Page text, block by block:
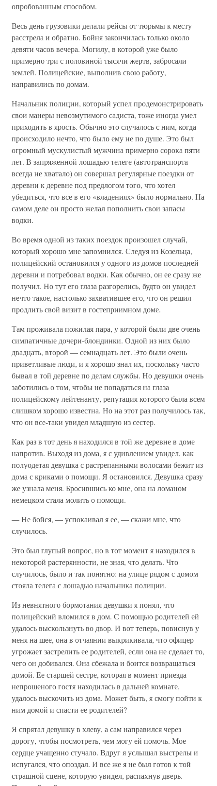
опробованным способом.
Весь день грузовики делали рейсы от тюрьмы к месту
расстрела и обратно. Бойня закончилась только около
девяти часов вечера. Могилу, в которой уже было
примерно три с половиной тысячи жертв, забросали
землей. Полицейские, выполнив свою работу,
направились по домам.
Начальник полиции, который успел продемонстрировать
свои манеры невозмутимого садиста, тоже иногда умел
приходить в ярость. Обычно это случалось с ним, когда
происходило нечто, что было ему не по душе. Это был
огромный мускулистый мужчина примерно сорока пяти
лет. В запряженной лошадью телеге (автотранспорта
всегда не хватало) он совершал регулярные поездки от
деревни к деревне под предлогом того, что хотел
убедиться, что все в его «владениях» было нормально. На
самом деле он просто желал пополнить свои запасы
водки.
Во время одной из таких поездок произошел случай,
который хорошо мне запомнился. Следуя из Козельца,
полицейский остановился у одного из домов последней
деревни и потребовал водки. Как обычно, он ее сразу же
получил. Но тут его глаза разгорелись, будто он увидел
нечто такое, настолько захватившее его, что он решил
продлить свой визит в гостеприимном доме.
Там проживала пожилая пара, у которой были две очень
симпатичные дочери-блондинки. Одной из них было
двадцать, второй — семнадцать лет. Это были очень
приветливые люди, и я хорошо знал их, поскольку часто
бывал в той деревне по делам службы. Но девушки очень
заботились о том, чтобы не попадаться на глаза
полицейскому лейтенанту, репутация которого была всем
слишком хорошо известна. Но на этот раз получилось так,
что он все-таки увидел младшую из сестер.
Как раз в тот день я находился в той же деревне в доме
напротив. Выходя из дома, я с удивлением увидел, как
полуодетая девушка с растрепанными волосами бежит из
дома с криками о помощи. Я остановился. Девушка сразу
же узнала меня. Бросившись ко мне, она на ломаном
немецком стала молить о помощи.
— Не бойся, — успокаивал я ее, — скажи мне, что
случилось.
Это был глупый вопрос, но в тот момент я находился в
некоторой растерянности, не зная, что делать. Что
случилось, было и так понятно: на улице рядом с домом
стояла телега с лошадью начальника полиции.
Из невнятного бормотания девушки я понял, что
полицейский вломился в дом. С помощью родителей ей
удалось выскользнуть во двор. И вот теперь, повиснув у
меня на шее, она в отчаянии выкрикивала, что офицер
угрожает застрелить ее родителей, если она не сделает то,
чего он добивался. Она сбежала и боится возвращаться
домой. Ее старшей сестре, которая в момент приезда
непрошеного гостя находилась в дальней комнате,
удалось выскочить из дома. Может быть, я смогу пойти к
ним домой и спасти ее родителей?
Я спрятал девушку в хлеву, а сам направился через
дорогу, чтобы посмотреть, чем могу ей помочь. Мое
сердце учащенно стучало. Вдруг я услышал выстрелы и
испугался, что опоздал. И все же я не был готов к той
страшной сцене, которую увидел, распахнув дверь.